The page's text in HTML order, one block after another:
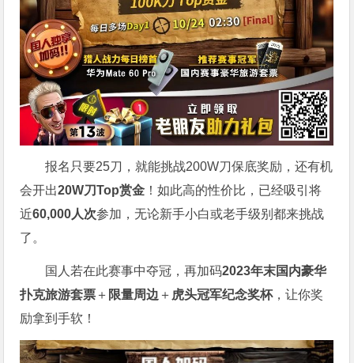
报名只要25刀，就能挑战200W刀保底奖励，还有机
会开出20W刀Top赏金 ！如此高的性价比，已经吸引将
近60,000人次参加，无论新手小白或老手级别都来挑战
了。
国人若在此赛事中夺冠，再加码2023年末国内豪华
扑克旅游套票 ＋ 限量周边 ＋ 虎头冠军纪念奖杯，让你奖
励拿到手软！